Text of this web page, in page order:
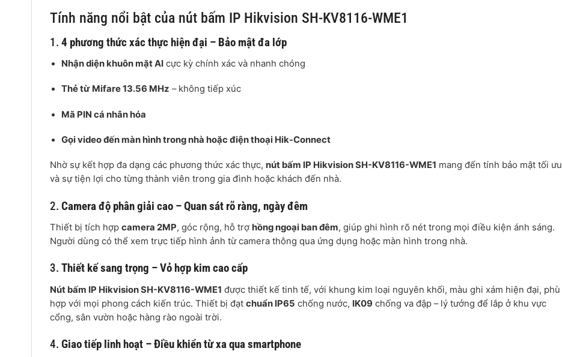
Tính năng nổi bật của nút bấm IP Hikvision SH-KV8116-WME1
1. 4 phương thức xác thực hiện đại – Bảo mật đa lớp
Nhận diện khuôn mặt AI cực kỳ chính xác và nhanh chóng
Thẻ từ Mifare 13.56 MHz – không tiếp xúc
Mã PIN cá nhân hóa
Gọi video đến màn hình trong nhà hoặc điện thoại Hik-Connect
Nhờ sự kết hợp đa dạng các phương thức xác thực, nút bấm IP Hikvision SH-KV8116-WME1 mang đến tính bảo mật tối ưu
và sự tiện lợi cho từng thành viên trong gia đình hoặc khách đến nhà.
2. Camera độ phân giải cao – Quan sát rõ ràng, ngày đêm
Thiết bị tích hợp camera 2MP, góc rộng, hỗ trợ hồng ngoại ban đêm, giúp ghi hình rõ nét trong mọi điều kiện ánh sáng.
Người dùng có thể xem trực tiếp hình ảnh từ camera thông qua ứng dụng hoặc màn hình trong nhà.
3. Thiết kế sang trọng – Vỏ hợp kim cao cấp
Nút bấm IP Hikvision SH-KV8116-WME1 được thiết kế tinh tế, với khung kim loại nguyên khối, màu ghi xám hiện đại, phù
hợp với mọi phong cách kiến trúc. Thiết bị đạt chuẩn IP65 chống nước, IK09 chống va đập – lý tưởng để lắp ở khu vực
cổng, sân vườn hoặc hàng rào ngoài trời.
4. Giao tiếp linh hoạt – Điều khiển từ xa qua smartphone